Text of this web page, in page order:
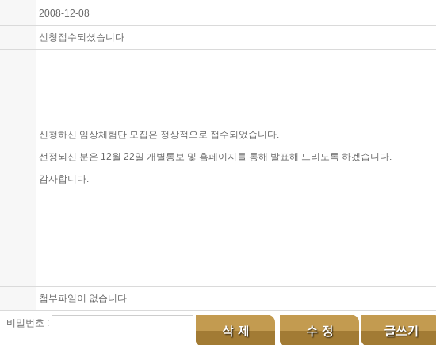
2008-12-08
신청접수되셨습니다
신청하신 임상체험단 모집은 정상적으로 접수되었습니다.
선정되신 분은 12월 22일 개별통보 및 홈페이지를 통해 발표해 드리도록 하겠습니다.
감사합니다.
첨부파일이 없습니다.
비밀번호 :